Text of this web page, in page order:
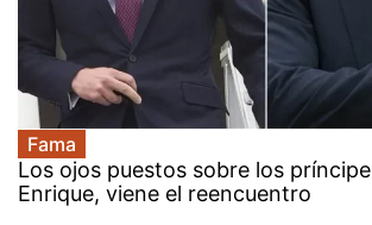
Fama
Los ojos puestos sobre los
Enrique, viene el reencuentro